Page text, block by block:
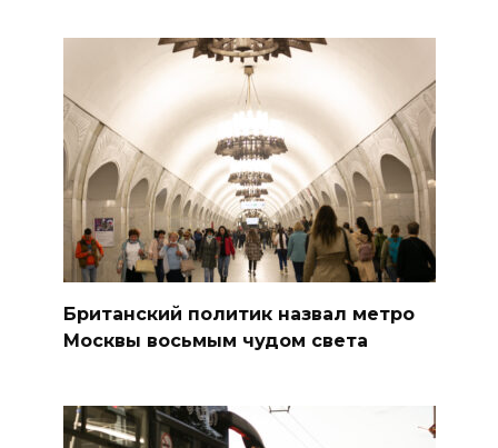
Британский политик назвал метро
Москвы восьмым чудом света